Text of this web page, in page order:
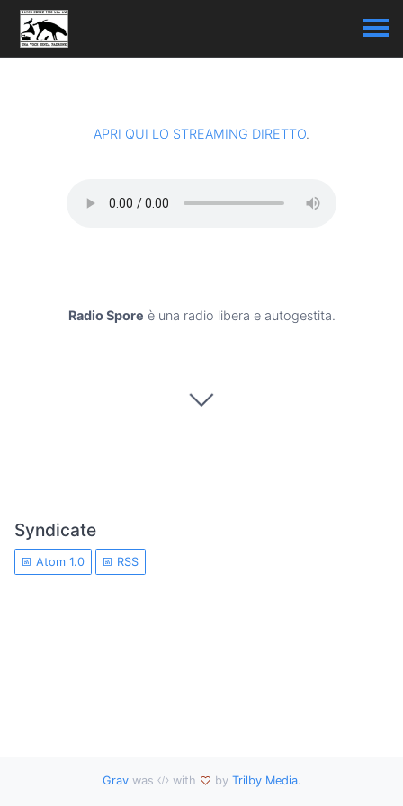
APRI QUI LO STREAMING DIRETTO.
Radio Spore è una radio libera e autogestita.
Syndicate
Atom 1.0 RSS
Gravwas with by Trilby Media.